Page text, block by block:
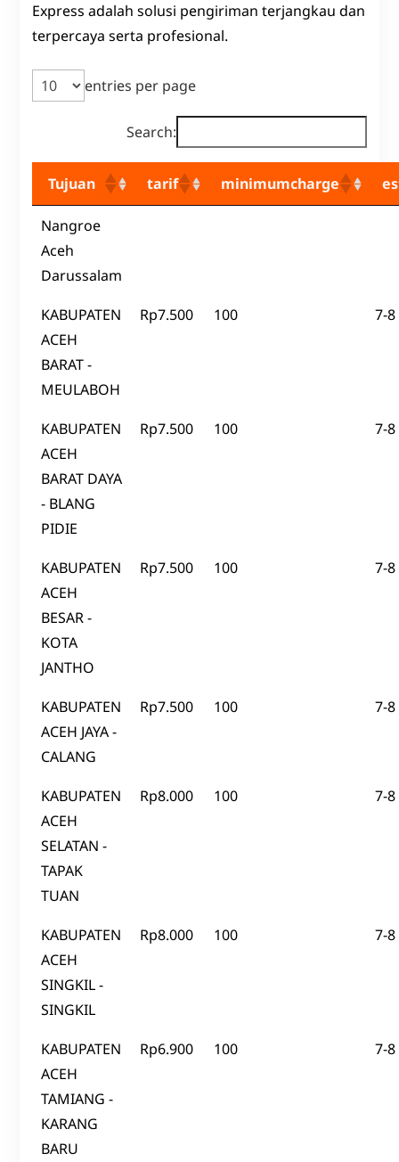
Express adalah solusi pengiriman terjangkau dan
terpercaya serta profesional.
entries per page
Search:
Tujuan tarif minimumcharge
Nangroe
Aceh
Darussalam
KABUPATEN
ACEH
BARAT -
MEULABOH
Rp7.500 100 7-
KABUPATEN
ACEH
BARAT DAYA
- BLANG
PIDIE
Rp7.500 100 7-
KABUPATEN
ACEH
BESAR -
KOTA
JANTHO
Rp7.500 100 7-
KABUPATEN
ACEH JAYA -
CALANG
Rp7.500 100 7-
KABUPATEN
ACEH
SELATAN -
TAPAK
TUAN
Rp8.000 100 7-
KABUPATEN
ACEH
SINGKIL -
SINGKIL
Rp8.000 100 7-
KABUPATEN
ACEH
TAMIANG -
KARANG
BARU
Rp6.900 100 7-